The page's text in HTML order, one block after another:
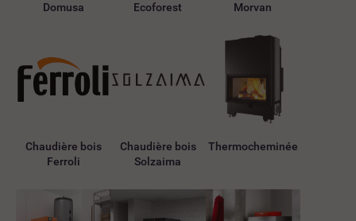
Domusa
Ecoforest
Morvan
Chaudière bois
Ferroli
Chaudière bois
Solzaima
Thermocheminée